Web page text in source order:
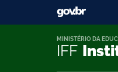
IFF
MINISTÉRIO DA